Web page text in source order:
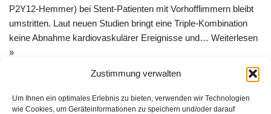
Zustimmung verwalten
Um Ihnen ein optimales Erlebnis zu bieten, verwenden wir Technologien
wie Cookies, um Geräteinformationen zu speichern und/oder darauf
P2Y12-Hemmer) bei Stent-Patienten mit Vorhofflimmern bleibt
umstritten. Laut neuen Studien bringt eine Triple-Kombination
keine Abnahme kardiovaskulärer Ereignisse und… Weiterlesen
»